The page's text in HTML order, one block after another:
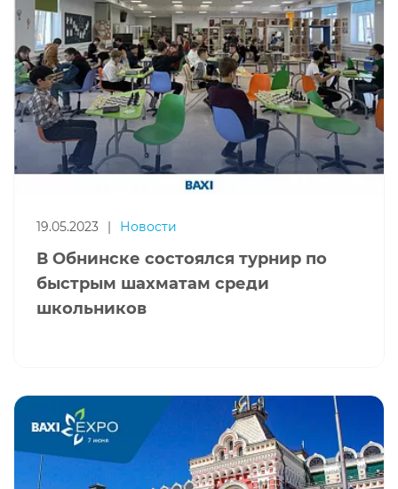
19.05.2023 | Новости
В Обнинске состоялся турнир по
быстрым шахматам среди
школьников